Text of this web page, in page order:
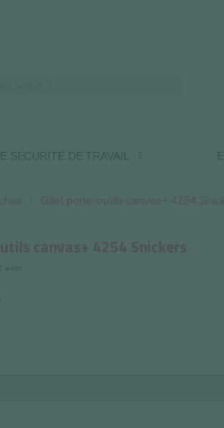
SÉCURITÉ DE TRAVAIL
Gilet porte-outils canvas+ 4254
canvas+ 4254 Snickers